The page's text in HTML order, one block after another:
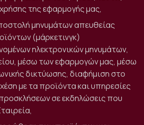
της εφαρμογής μας,
μηνυμάτων απευθείας
(μάρκετινγκ)
ηλεκτρονικών μηνυμάτων,
μέσω των εφαρμογών μας, μέσω
δικτύωσης, διαφήμιση στο
με τα προϊόντα και υπηρεσίες
σε εκδηλώσεις που